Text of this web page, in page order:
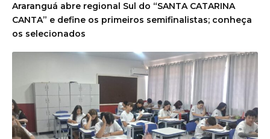
Araranguá abre regional Sul do “SANTA CATARINA
CANTA” e define os primeiros semifinalistas; conheça
os selecionados